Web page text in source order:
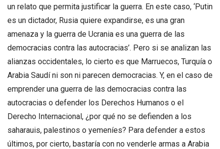
un relato que permita justificar la guerra. En este caso, ‘Putin
es un dictador, Rusia quiere expandirse, es una gran
amenaza y la guerra de Ucrania es una guerra de las
democracias contra las autocracias’. Pero si se analizan las
alianzas occidentales, lo cierto es que Marruecos, Turquía o
Arabia Saudí ni son ni parecen democracias. Y, en el caso de
emprender una guerra de las democracias contra las
autocracias o defender los Derechos Humanos o el
Derecho Internacional, ¿por qué no se defienden a los
saharauis, palestinos o yemeníes? Para defender a estos
últimos, por cierto, bastaría con no venderle armas a Arabia